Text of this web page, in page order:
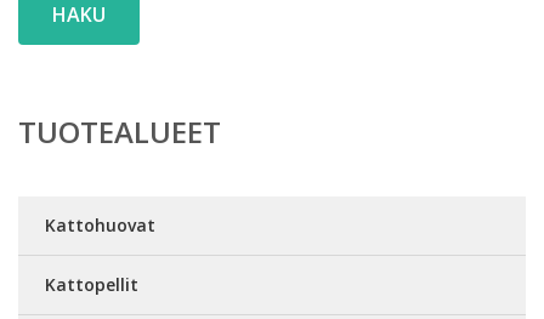
HAKU
TUOTEALUEET
Kattohuovat
Kattopellit